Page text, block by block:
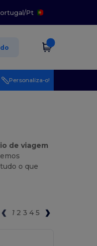
/Pt
Personaliza-o!
de viagem
o que
1 2 3 4 5